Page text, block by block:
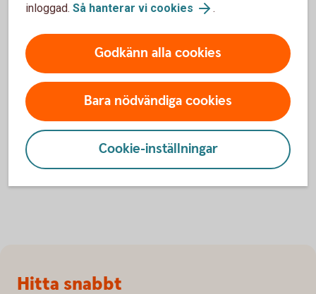
Måste man deklarera affärerna?
Finns det någon minimigräns?
Går det ta ut pengar när som helst?
Kan jag handla online i Kapitalspar Depå?
inloggad. Så hanterar vi cookies .
Godkänn alla cookies
Bara nödvändiga cookies
Cookie-inställningar
Sidfot
Hitta snabbt